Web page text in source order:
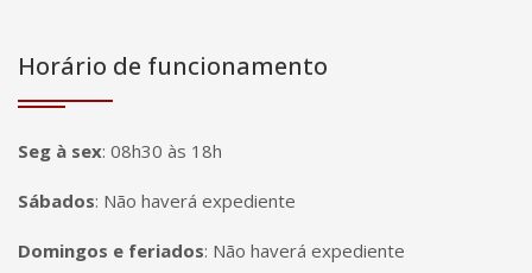
Horário de funcionamento
Seg à sex: 08h30 às 18h
Sábados: Não haverá expediente
Domingos e feriados: Não haverá expediente